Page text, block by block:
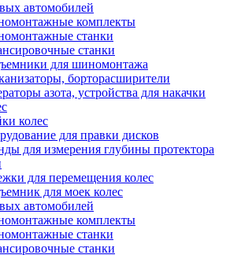
автомобилей
комплекты
станки
станки
для шиномонтажа
борторасширители
азота, устройства для накачки
колес
для правки дисков
для измерения глубины протектора
для перемещения колес
для моек колеc
автомобилей
комплекты
станки
станки